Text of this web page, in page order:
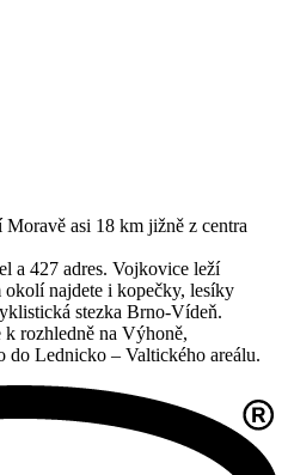
asi 18 km jižně z centra
a 427 adres. Vojkovice leží
najdete i kopečky, lesíky
stezka Brno-Vídeň.
rozhledně na Výhoně,
Lednicko – Valtického areálu.